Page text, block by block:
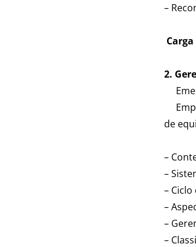
–
2.
de
–
–
–
–
–
–